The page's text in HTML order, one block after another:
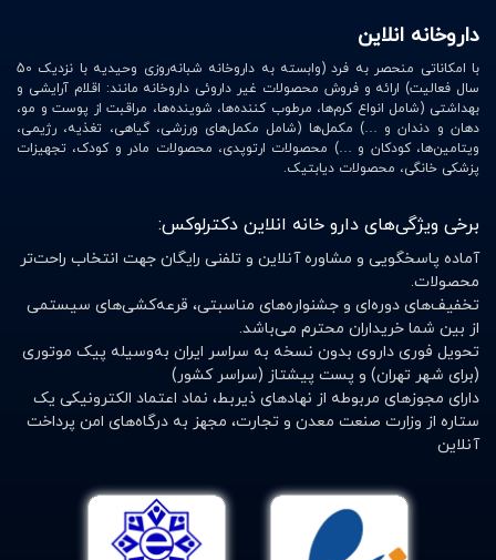
از سوی دیگر، پروتئین وی ایزوله دارای مقادیر بالایی از
و گلوتامین است. این ترکیبات نقش مهمی در حفظ عضلات،
افزایش قدرت بدنی و جلوگیری از تحلیل عضلانی دارند.
ورزشکارانی که در دوره چربی‌سوزی هستند نیز معمولاً به سراغ
وی ایزوله می‌روند، زیرا این مکمل در کنار پروتئین بالا، میزان
بسیاری از افراد تصور می‌کنند هر مکمل پروتئینی می‌تواند
نتیجه مشابهی ایجاد کند، اما تفاوت در کیفیت مواد اولیه،
روش تولید و درصد خلوص پروتئین باعث می‌شود اثرگذاری
مکمل‌ها کاملاً متفاوت باشد. به همین دلیل هنگام خرید وی
ایزوله باید به برند تولیدکننده، ترکیبات محصول و اصالت کالا
توجه ویژه‌ای داشت.
بهترین پروتئین وی ایزوله چه
انتخاب بهترین پروتئین وی ایزوله به عوامل مختلفی بستگی
دارد و هر ورزشکار باید بر اساس هدف تمرینی، وضعیت بدنی
داروخانه انلاین
با امکاناتی منحصر به فرد (وابسته به داروخانه شبانه‌روزی وحیدیه با نزدیک 50
سال فعالیت) ارائه و فروش محصولات غیر داروئی داروخانه مانند: اقلام آرایشی و
بهداشتی (شامل انواع کرم‌ها، مرطوب کننده‌ها، شوینده‌ها، مراقبت از پوست و مو،
دهان و دندان و …) مکمل‌ها (شامل مکمل‌های ورزشی، گیاهی، تغذیه، رژیمی،
ویتامین‌ها، کودکان و …) محصولات ارتوپدی، محصولات مادر و کودک، تجهیزات
پزشکی خانگی، محصولات دیابتیک.
برخی ویژگی‌های دارو خانه انلاین دکترلوکس:
آماده پاسخگویی و مشاوره آنلاین و تلفنی رایگان جهت انتخاب راحت‌تر
محصولات.
تخفیف‌های دوره‌ای و جشنواره‌های مناسبتی، قرعه‌کشی‌های سیستمی
از بین شما خریداران محترم می‌باشد.
تحویل فوری داروی بدون نسخه به سراسر ایران به‌وسیله پیک موتوری
(برای شهر تهران) و پست پیشتاز (سراسر کشور)
دارای مجوزهای مربوطه از نهادهای ذیربط، نماد اعتماد الکترونیکی یک
ستاره از وزارت صنعت معدن و تجارت، مجهز به درگاه‌های امن پرداخت
آنلاین